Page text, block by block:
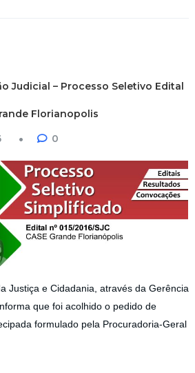
Judicial – Processo Seletivo Edital
Florianopolis
0
Justiça e Cidadania, através da Gerência
que foi acolhido o pedido de
formulado pela Procuradoria-Geral